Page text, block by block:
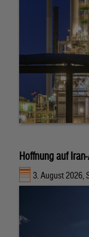
Hoffnung auf
3. August 2026,